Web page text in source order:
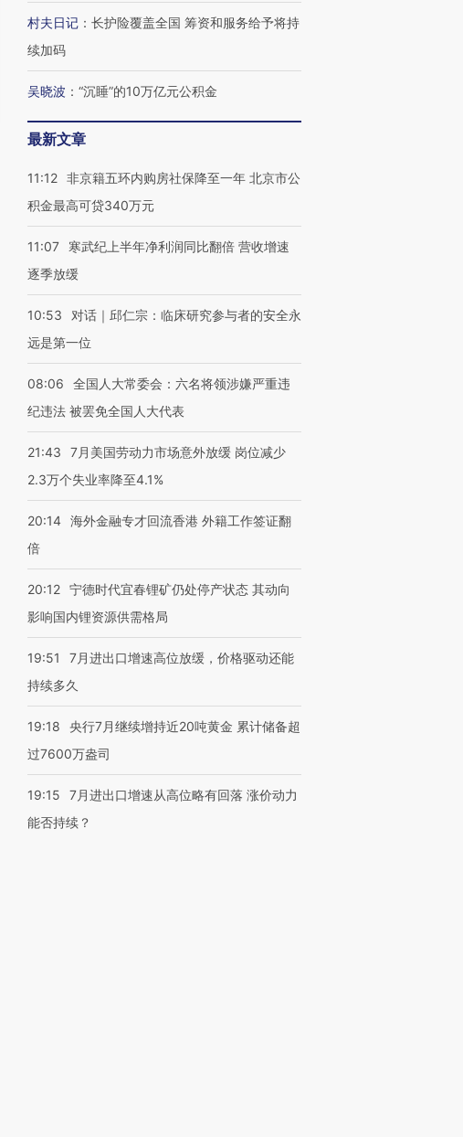
村夫日记 ： 长护险覆盖全国 筹资和服务给予将持
续加码
吴晓波 ： “沉睡”的10万亿元公积金
最新文章
11:12 非京籍五环内购房社保降至一年 北京市公
积金最高可贷340万元
11:07
寒武纪上半年净利润同比翻倍 营收增速
逐季放缓
10:53
对话｜邱仁宗：临床研究参与者的安全永
远是第一位
08:06
全国人大常委会：六名将领涉嫌严重违
纪违法 被罢免全国人大代表
21:43
7月美国劳动力市场意外放缓 岗位减少
2.3万个失业率降至4.1%
20:14 海外金融专才回流香港 外籍工作签证翻
倍
20:12 宁德时代宜春锂矿仍处停产状态 其动向
影响国内锂资源供需格局
19:51
7月进出口增速高位放缓，价格驱动还能
持续多久
19:18
央行7月继续增持近20吨黄金 累计储备超
过7600万盎司
19:15
7月进出口增速从高位略有回落 涨价动力
能否持续？